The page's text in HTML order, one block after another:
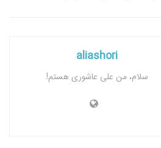
aliashori
سلام، من علی عاشوری هستم!